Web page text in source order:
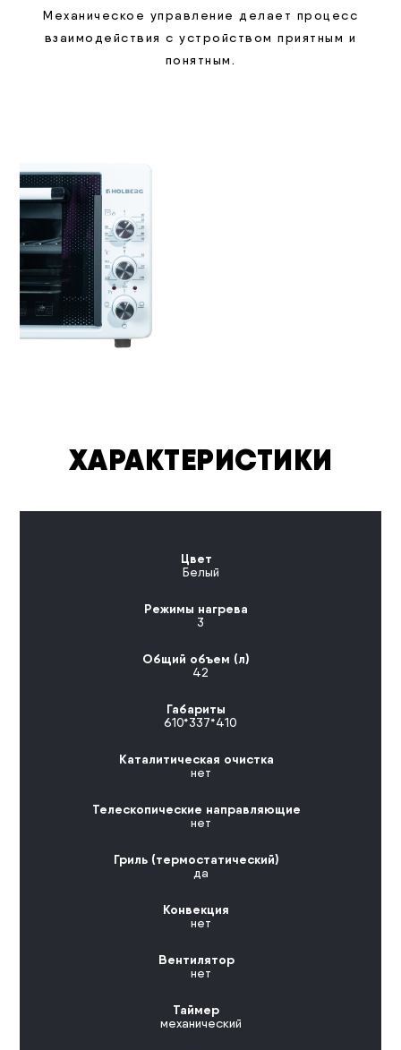
Механическое управление делает процесс
взаимодействия с устройством приятным и
понятным.
ХАРАКТЕРИСТИКИ
Цвет
Белый
Режимы нагрева
3
Общий объем (л)
42
Габариты
610*337*410
Каталитическая очистка
нет
Телескопические направляющие
нет
Гриль (термостатический)
да
Конвекция
нет
Вентилятор
нет
Таймер
механический